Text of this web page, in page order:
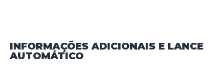
INFORMAÇÕES ADICIONAIS E LANCE
AUTOMÁTICO